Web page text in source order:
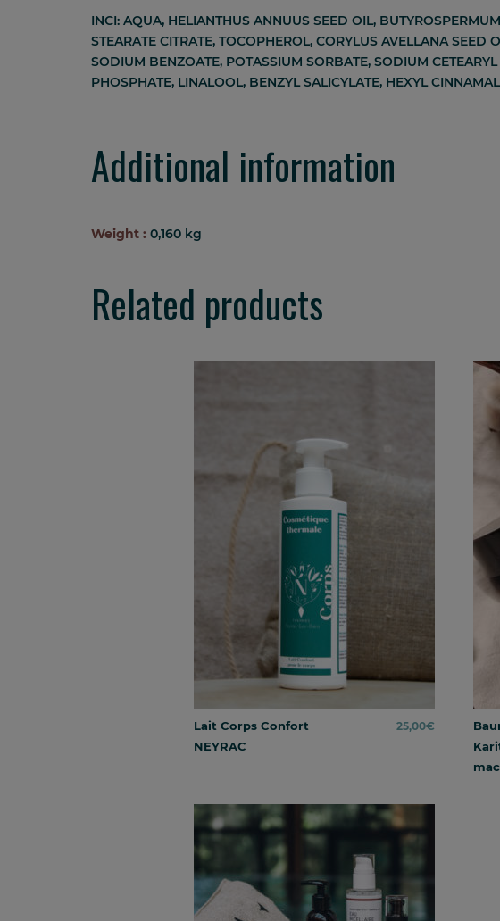
INCI: AQUA, HELIANTHUS ANNUUS SEED OIL,
STEARATE CITRATE, TOCOPHEROL, CORYLUS AVELLANA
SODIUM BENZOATE, POTASSIUM SORBATE, SODIUM
PHOSPHATE, LINALOOL, BENZYL SALICYLATE, HEXYL
Additional information
Weight : 0,160 kg
Related products
Lait Corps Confort
NEYRAC
25,00€